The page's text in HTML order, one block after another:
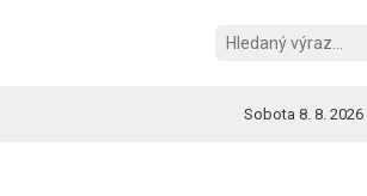
Sobota 8. 8. 2026